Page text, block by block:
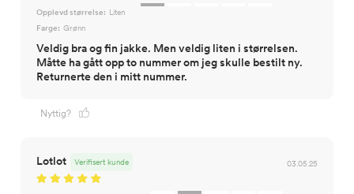
Opplevd størrelse: Liten
Farge: Grønn
Veldig bra og fin jakke. Men veldig liten i størrelsen.
Måtte ha gått opp to nummer om jeg skulle bestilt ny.
Returnerte den i mitt nummer.
Nyttig?
Lotlot 03.05.25
Verifisert kunde